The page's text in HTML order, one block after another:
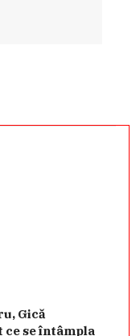
Gică
ce se întâmpla